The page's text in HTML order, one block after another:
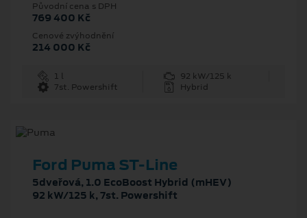
Původní cena s DPH
769 400 Kč
Cenové zvýhodnění
214 000 Kč
1 l
92 kW/125 k
7st. Powershift
Hybrid
Ford Puma ST-Line
5dveřová, 1.0 EcoBoost Hybrid (mHEV)
92 kW/125 k, 7st. Powershift